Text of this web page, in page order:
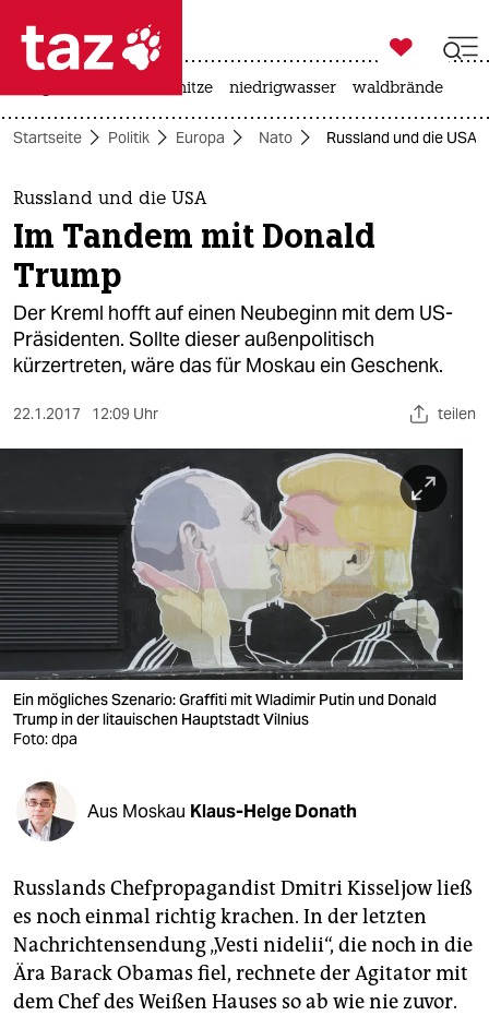
 taz zahl ich
taz zahl ich
themen
politik
öko
gesellschaft
sport
nord
wahrheit
verlag
verlag
veranstaltungen
fragen & hilfe
abo
genossenschaft
epaper login

taz zahl ich
hitze niedrigwasser waldbrände
Startseite Politik Europa Nato Russland und die USA:
Russland und die USA
Im Tandem mit Donald
Trump
Der Kreml hofft auf einen Neubeginn mit dem US-
Präsidenten. Sollte dieser außenpolitisch
kürzertreten, wäre das für Moskau ein Geschenk.
22.1.2017 12:09 Uhr teilen
Ein mögliches Szenario: Graffiti mit Wladimir Putin und Donald
Trump in der litauischen Hauptstadt Vilnius
Foto: dpa
Aus Moskau Klaus-Helge Donath
Russlands Chefpropagandist Dmitri Kisseljow ließ
es noch einmal richtig krachen. In der letzten
Nachrichtensendung „Vesti nidelii“, die noch in die
Ära Barack Obamas fiel, rechnete der Agitator mit
dem Chef des Weißen Hauses so ab wie nie zuvor.